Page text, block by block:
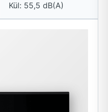
Kül: 55,5 dB(A)